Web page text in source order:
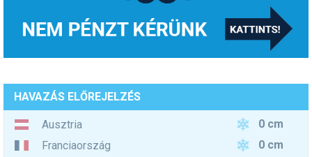
HAVAZÁS ELŐREJELZÉS
Ausztria
0 cm
Franciaország
0 cm